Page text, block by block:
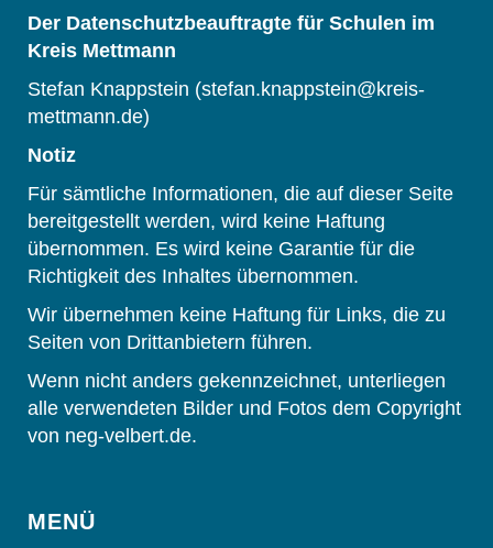
Der Datenschutzbeauftragte für Schulen im
Kreis Mettmann
Stefan Knappstein (stefan.knappstein@kreis-
mettmann.de)
Notiz
Für sämtliche Informationen, die auf dieser Seite
bereitgestellt werden, wird keine Haftung
übernommen. Es wird keine Garantie für die
Richtigkeit des Inhaltes übernommen.
Wir übernehmen keine Haftung für Links, die zu
Seiten von Drittanbietern führen.
Wenn nicht anders gekennzeichnet, unterliegen
alle verwendeten Bilder und Fotos dem Copyright
von neg-velbert.de.
MENÜ